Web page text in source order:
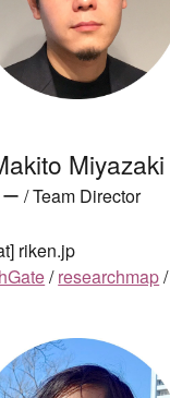
Miyazaki
/Team Director
riken.jp
/researchmap/